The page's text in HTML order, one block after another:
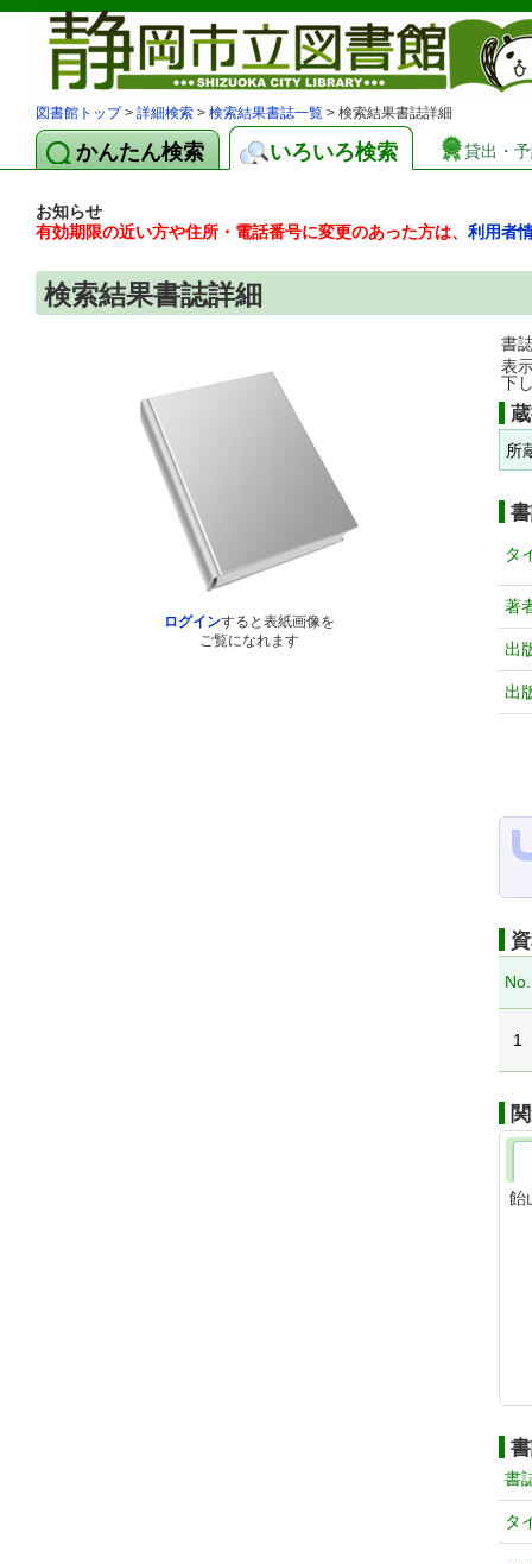
図書館トップ> 詳細検索 > 検索結果書誌一覧 > 検索結果書誌詳細
かんたん検索 いろいろ検索 貸出・
お知らせ
有効期限の近い方や住所・電話番号に変更のあった方は、 利用者
検索結果書誌詳細
ログインすると表紙画像を
ご覧になれます
書
表
下
所
タ
著
出
出
No.
1
飴
書
タ